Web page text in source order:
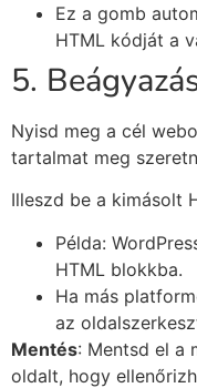
Ez a gomb
HTML kódját a
5.
Nyisd meg a cél
tartalmat meg
Illeszd be a kimásolt
Példa:
HTML blokkba.
Ha más
az
Mentés: Mentsd el a
oldalt, hogy